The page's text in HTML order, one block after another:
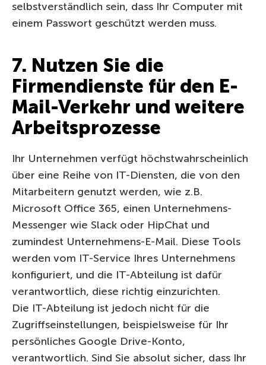
selbstverständlich sein, dass Ihr Computer mit
einem Passwort geschützt werden muss.
7. Nutzen Sie die
Firmendienste für den E-
Mail-Verkehr und weitere
Arbeitsprozesse
Ihr Unternehmen verfügt höchstwahrscheinlich
über eine Reihe von IT-Diensten, die von den
Mitarbeitern genutzt werden, wie z.B.
Microsoft Office 365, einen Unternehmens-
Messenger wie Slack oder HipChat und
zumindest Unternehmens-E-Mail. Diese Tools
werden vom IT-Service Ihres Unternehmens
konfiguriert, und die IT-Abteilung ist dafür
verantwortlich, diese richtig einzurichten.
Die IT-Abteilung ist jedoch nicht für die
Zugriffseinstellungen, beispielsweise für Ihr
persönliches Google Drive-Konto,
verantwortlich. Sind Sie absolut sicher, dass Ihr